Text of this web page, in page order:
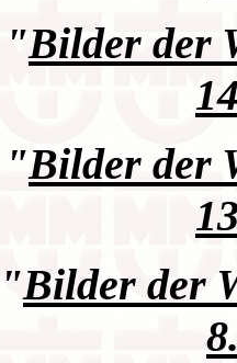
"Bilder der
"Bilder der
"Bilder der